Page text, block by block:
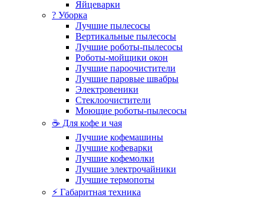
Яйцеварки
? Уборка
Лучшие пылесосы
Вертикальные пылесосы
Лучшие роботы-пылесосы
Роботы-мойщики окон
Лучшие пароочистители
Лучшие паровые швабры
Электровеники
Стеклоочистители
Моющие роботы-пылесосы
☕ Для кофе и чая
Лучшие кофемашины
Лучшие кофеварки
Лучшие кофемолки
Лучшие электрочайники
Лучшие термопоты
⚡ Габаритная техника